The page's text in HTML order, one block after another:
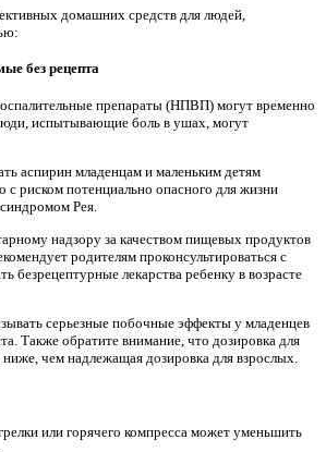
домашних средств для людей,
без рецепта
препараты (НПВП) могут временно
испытывающие боль в ушах, могут
аспирин младенцам и маленьким детям
с риском потенциально опасного для жизни
Рея.
надзору за качеством пищевых продуктов
родителям проконсультироваться с
безрецептурные лекарства ребенку в возрасте
серьезные побочные эффекты у младенцев
Также обратите внимание, что дозировка для
ниже, чем надлежащая дозировка для взрослых.
или горячего компресса может уменьшить